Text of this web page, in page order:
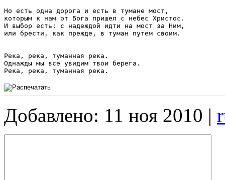
Но есть одна дорога и есть в тумане мост,
которым к нам от Бога пришел с небес Христос.
И выбор есть: с надеждой идти на мост за Ним,
или брести, как прежде, в туман путем своим.
Река, река, туманная река.
Однажды мы все увидим твои берега.
Река, река, туманная река.
Добавлено: 11 ноя 2010 |